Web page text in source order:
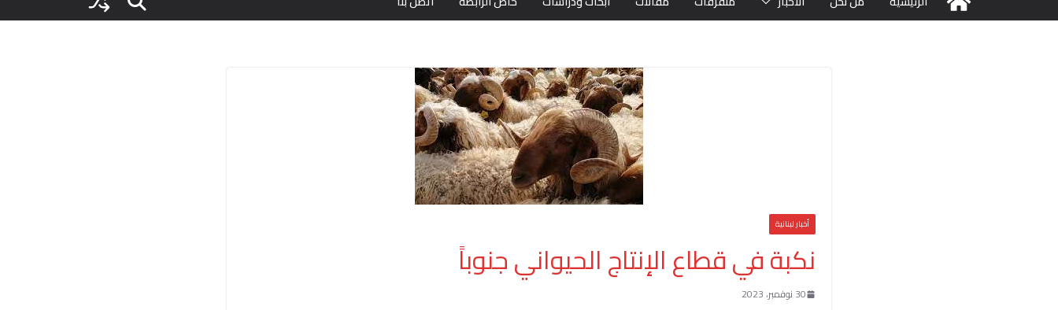
أخبار لبنانية
نكبة في قطاع الإنتاج الحيواني جنوباً
30 نوفمبر، 2023